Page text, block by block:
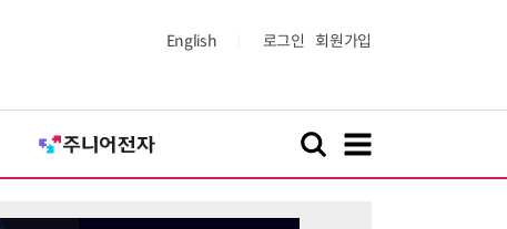
English 로그인 회원가입